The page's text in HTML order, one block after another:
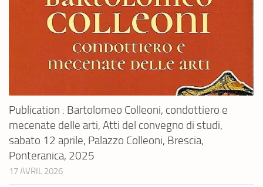
Publication : Bartolomeo Colleoni, condottiero e
mecenate delle arti, Atti del convegno di studi,
sabato 12 aprile, Palazzo Colleoni, Brescia,
Ponteranica, 2025
17 AVRIL 2026